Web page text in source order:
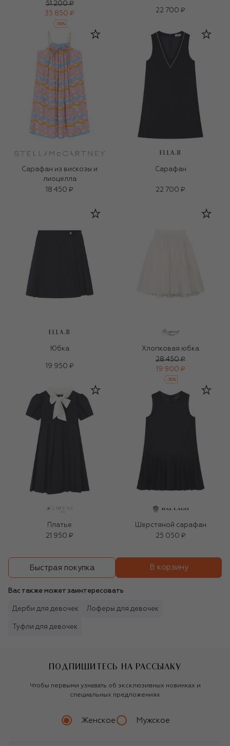
51 200 ₽
35 850 ₽
-30%
22 700 ₽
Сарафан из вискозы и
лиоцелла
18 450 ₽
ELLA.B
Сарафан
22 700 ₽
ELLA.B
Юбка
19 950 ₽
Хлопковая юбка
28 450 ₽
19 900 ₽
-30%
Платье
21 950 ₽
Шерстяной сарафан
25 050 ₽
Быстрая покупка В корзину
Вас также может заинтересовать
Дерби для девочек Лоферы для девочек
Туфли для девочек
ПОДПИШИТЕСЬ НА РАССЫЛКУ
Чтобы первыми узнавать об эксклюзивных новинках и
специальных предложениях
Женское Мужское